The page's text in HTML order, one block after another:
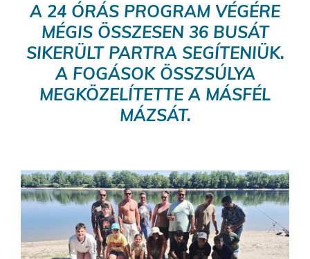
A 24 ÓRÁS PROGRAM VÉGÉRE
MÉGIS ÖSSZESEN 36 BUSÁT
SIKERÜLT PARTRA SEGÍTENIÜK.
A FOGÁSOK ÖSSZSÚLYA
MEGKÖZELÍTETTE A MÁSFÉL
MÁZSÁT.